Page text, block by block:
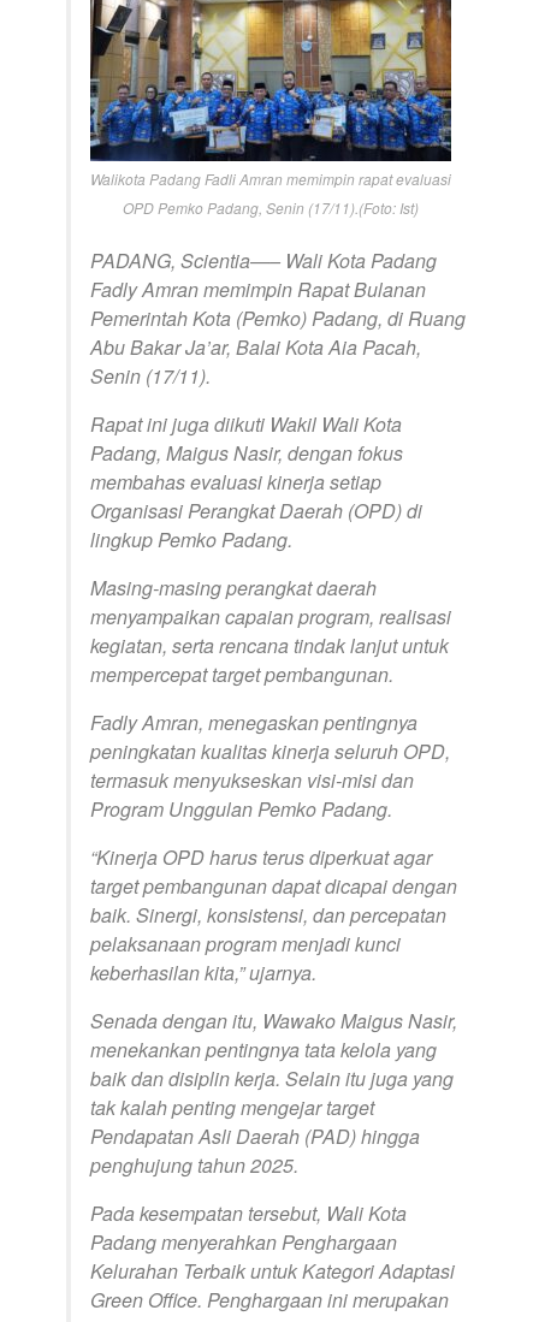
Walikota Padang Fadli Amran memimpin rapat evaluasi
OPD Pemko Padang, Senin (17/11).(Foto: Ist)
PADANG, Scientia—– Wali Kota Padang
Fadly Amran memimpin Rapat Bulanan
Pemerintah Kota (Pemko) Padang, di Ruang
Abu Bakar Ja’ar, Balai Kota Aia Pacah,
Senin (17/11).
Rapat ini juga diikuti Wakil Wali Kota
Padang, Maigus Nasir, dengan fokus
membahas evaluasi kinerja setiap
Organisasi Perangkat Daerah (OPD) di
lingkup Pemko Padang.
Masing-masing perangkat daerah
menyampaikan capaian program, realisasi
kegiatan, serta rencana tindak lanjut untuk
mempercepat target pembangunan.
Fadly Amran, menegaskan pentingnya
peningkatan kualitas kinerja seluruh OPD,
termasuk menyukseskan visi-misi dan
Program Unggulan Pemko Padang.
“Kinerja OPD harus terus diperkuat agar
target pembangunan dapat dicapai dengan
baik. Sinergi, konsistensi, dan percepatan
pelaksanaan program menjadi kunci
keberhasilan kita,” ujarnya.
Senada dengan itu, Wawako Maigus Nasir,
menekankan pentingnya tata kelola yang
baik dan disiplin kerja. Selain itu juga yang
tak kalah penting mengejar target
Pendapatan Asli Daerah (PAD) hingga
penghujung tahun 2025.
Pada kesempatan tersebut, Wali Kota
Padang menyerahkan Penghargaan
Kelurahan Terbaik untuk Kategori Adaptasi
Green Office. Penghargaan ini merupakan